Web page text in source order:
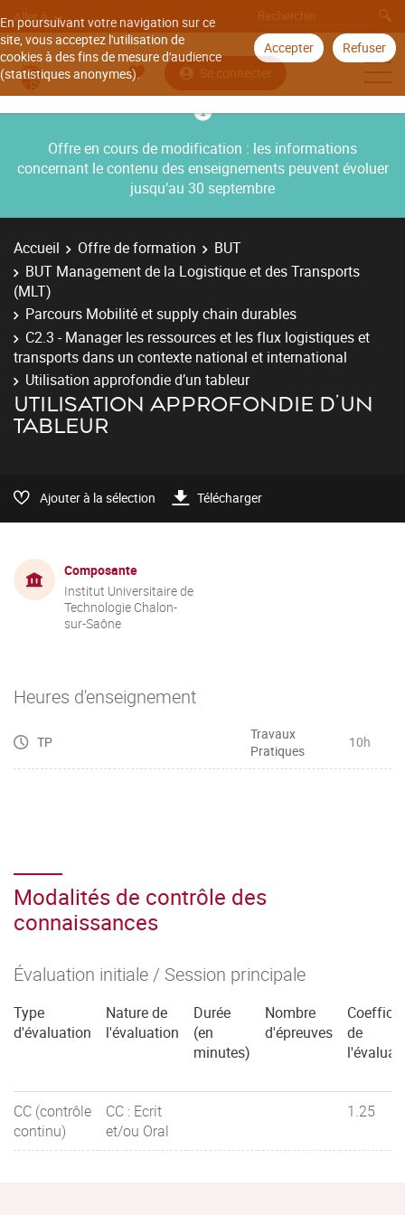
En poursuivant votre navigation sur ce
site, vous acceptez l'utilisation de
cookies à des fins de mesure d'audience
(statistiques anonymes).
Accepter Refuser
Aller à
Se connecter
Offre en cours de modification : les informations
concernant le contenu des enseignements peuvent évoluer
jusqu’au 30 septembre
Accueil Offre de formation
BUT
BUT Management de la Logistique et des Transports
(MLT)
Parcours Mobilité et supply chain durables
C2.3 - Manager les ressources et les flux logistiques et
transports dans un contexte national et international
Utilisation approfondie d’un tableur
UTILISATION APPROFONDIE D’UN
TABLEUR
Ajouter à la sélection Télécharger
Composante
Institut Universitaire de
Technologie Chalon-
sur-Saône
Heures d'enseignement
TP
Travaux
Pratiques
10h
Modalités de contrôle des
connaissances
Évaluation initiale / Session principale
Type
d'évaluation
Nature de
l'évaluation
Durée
(en
minutes)
Nombre
d'épreuves
de
CC (contrôle
continu)
CC : Ecrit
et/ou Oral
1.25